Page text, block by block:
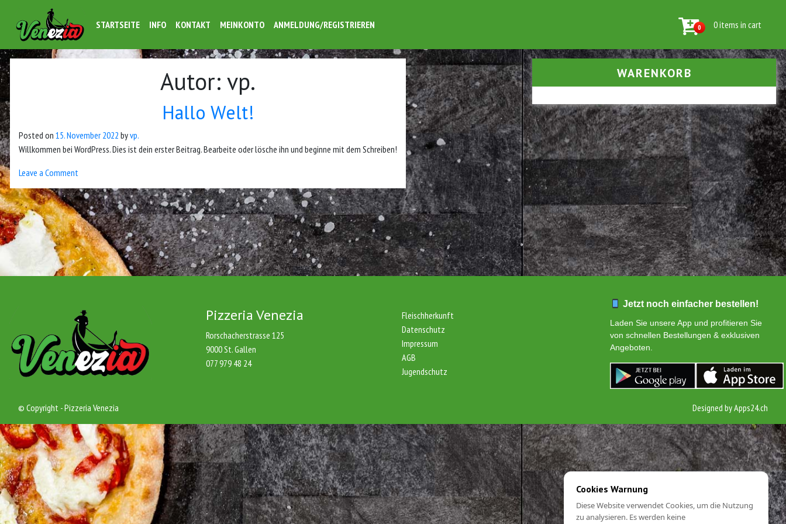
STARTSEITE INFO KONTAKT MEINKONTO ANMELDUNG/REGISTRIEREN 0 0 items in cart
Autor: vp.
Hallo Welt!
Posted on 15. November 2022 byvp.
Willkommen bei WordPress. Dies ist dein erster Beitrag. Bearbeite oder lösche ihn und beginne mit dem Schreiben!
Leave a Comment
Hallo
Welt!
WARENKORB
Pizzeria Venezia
Rorschacherstrasse 125
9000 St. Gallen
077 979 48 24
Cookies Warnung
Diese Website verwendet Cookies, um die Nutzung
zu analysieren. Es werden keine
Fleischherkunft
Datenschutz
Impressum
AGB
Jugendschutz
Jetzt noch einfacher bestellen!
Laden Sie unsere App und profitieren Sie
von schnellen Bestellungen & exklusiven
Angeboten.
© Copyright - Pizzeria Venezia Designed byApps24.ch